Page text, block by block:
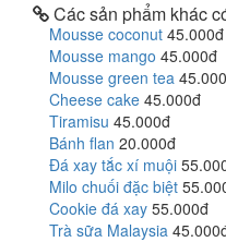
Các sản phẩm khác
Mousse coconut 45.000đ
Mousse mango 45.000đ
Mousse green tea
Cheese cake 45.000đ
Tiramisu 45.000đ
Bánh flan 20.000đ
Đá xay tắc xí muội
Milo chuối đặc biệt
Cookie đá xay 55.000đ
Trà sữa Malaysia